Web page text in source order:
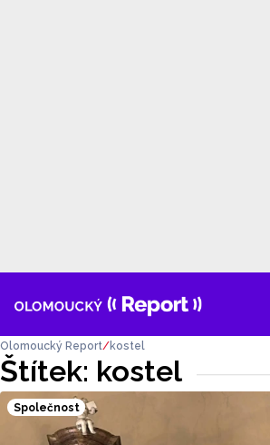
Štítek: kostel
Olomoucký Report kostel
Společnost